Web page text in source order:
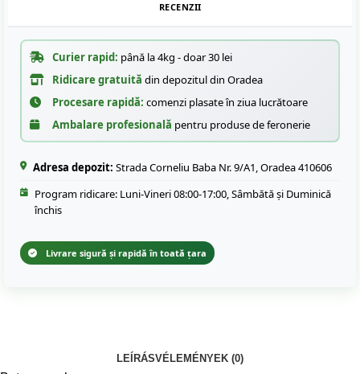
RECENZII
Curier rapid: până la 4kg - doar 30 lei
Ridicare gratuită din depozitul din Oradea
Procesare rapidă: comenzi plasate în ziua lucrătoare
Ambalare profesională pentru produse de feronerie
Adresa depozit: Strada Corneliu Baba Nr. 9/A1, Oradea 410606
Program ridicare: Luni-Vineri 08:00-17:00, Sâmbătă și Duminică
închis
Livrare sigură și rapidă în toată țara
LEÍRÁSVÉLEMÉNYEK (0)